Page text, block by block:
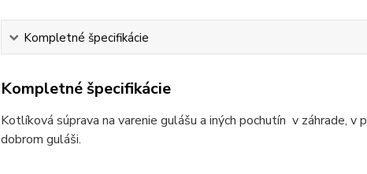
Kompletné špecifikácie
Kompletné špecifikácie
Kotlíková súprava na varenie gulášu a iných pochutín v záhrade,
dobrom guláši.